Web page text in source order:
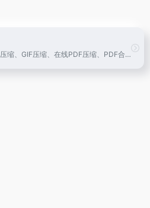
docsmall提供在线图片压缩、GIF压缩、在线PDF压缩、PDF合并、PDF分割功能